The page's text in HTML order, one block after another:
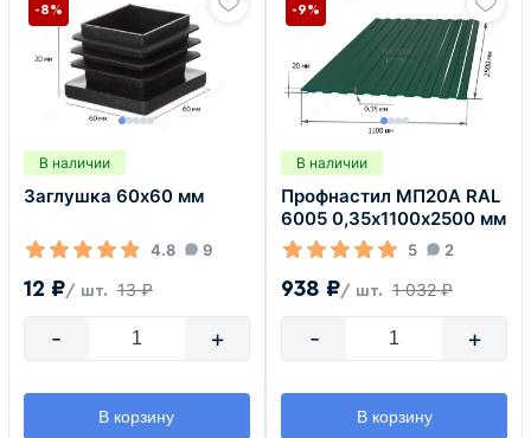
В наличии
Заглушка 60х60 мм
4.8 9
12 ₽/ шт. 13 ₽
-8%
- +
В корзину
В наличии
Профнастил МП20А RAL
6005 0,35х1100х2500 мм
5 2
938 ₽/ шт. 1 032 ₽
-9%
- +
В корзину